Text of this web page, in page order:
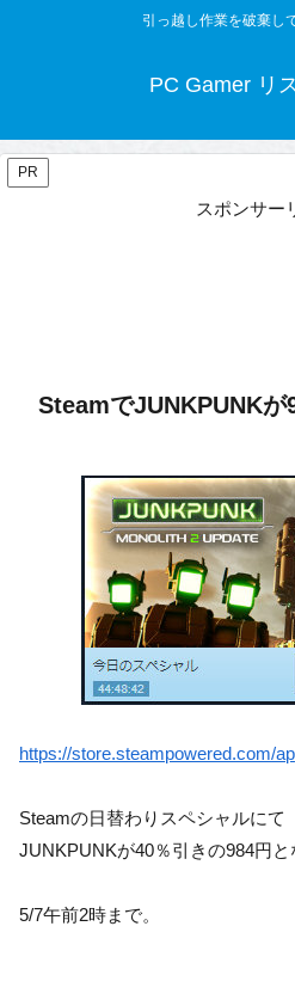
引っ越し作業を破棄し
PC Gamer リ
PR
スポンサー
SteamでJUNKPUNKが
https://store.steampowered.com/
Steamの日替わりスペシャルにて
JUNKPUNKが40％引きの984円と
5/7午前2時まで。